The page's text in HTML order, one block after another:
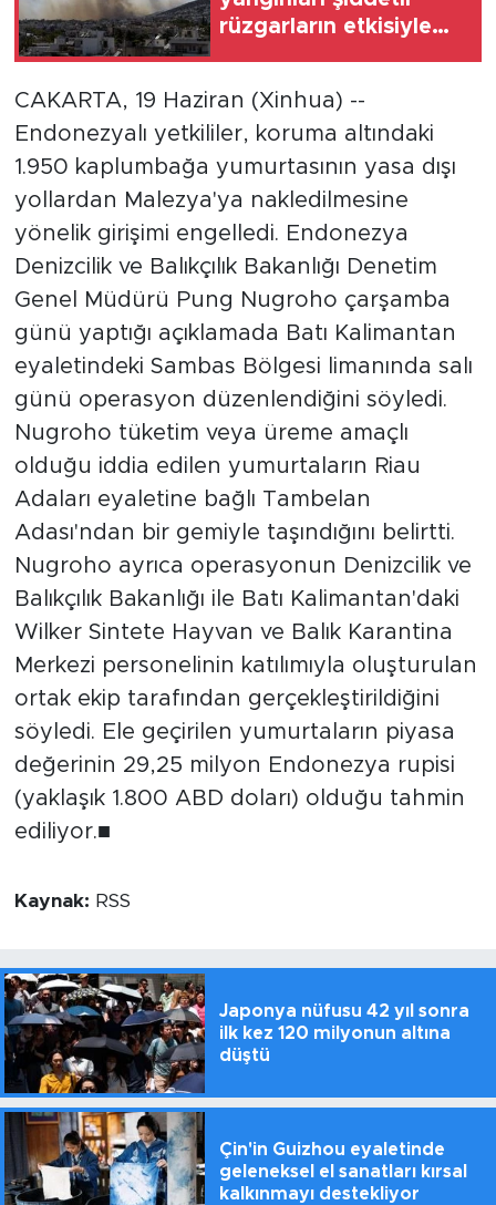
rüzgarların etkisiyle
CAKARTA, 19 Haziran (Xinhua) --
Endonezyalı yetkililer, koruma altındaki
1.950 kaplumbağa yumurtasının yasa dışı
yollardan Malezya'ya nakledilmesine
yönelik girişimi engelledi. Endonezya
Denizcilik ve Balıkçılık Bakanlığı Denetim
Genel Müdürü Pung Nugroho çarşamba
günü yaptığı açıklamada Batı Kalimantan
eyaletindeki Sambas Bölgesi limanında salı
günü operasyon düzenlendiğini söyledi.
Nugroho tüketim veya üreme amaçlı
olduğu iddia edilen yumurtaların Riau
Adaları eyaletine bağlı Tambelan
Adası'ndan bir gemiyle taşındığını belirtti.
Nugroho ayrıca operasyonun Denizcilik ve
Balıkçılık Bakanlığı ile Batı Kalimantan'daki
Wilker Sintete Hayvan ve Balık Karantina
Merkezi personelinin katılımıyla oluşturulan
ortak ekip tarafından gerçekleştirildiğini
söyledi. Ele geçirilen yumurtaların piyasa
değerinin 29,25 milyon Endonezya rupisi
(yaklaşık 1.800 ABD doları) olduğu tahmin
ediliyor.■
Kaynak: RSS
Japonya nüfusu 42 yıl sonra
ilk kez 120 milyonun altına
düştü
Çin'in Guizhou eyaletinde
geleneksel el sanatları kırsal
kalkınmayı destekliyor
Seyahat